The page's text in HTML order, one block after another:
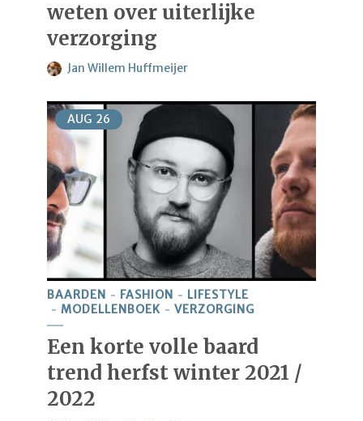
weten over uiterlijke
verzorging
Jan Willem Huffmeijer
AUG 26
BAARDEN FASHION
LIFESTYLE
MODELLENBOEK
VERZORGING
Een korte volle baard
trend herfst winter 2021 /
2022